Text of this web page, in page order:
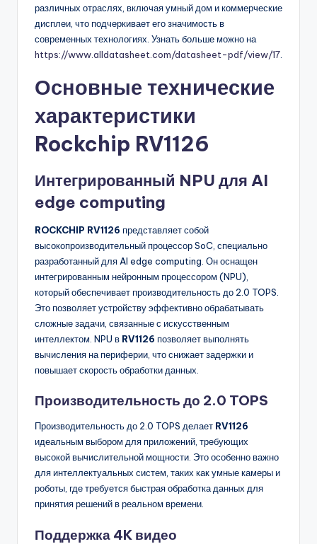
различных отраслях, включая умный дом и коммерческие
дисплеи, что подчеркивает его значимость в
современных технологиях. Узнать больше можно на
https://www.alldatasheet.com/datasheet-pdf/view/17.
Основные технические
характеристики
Rockchip RV1126
Интегрированный NPU для AI
edge computing
ROCKCHIP RV1126 представляет собой
высокопроизводительный процессор SoC, специально
разработанный для AI edge computing. Он оснащен
интегрированным нейронным процессором (NPU),
который обеспечивает производительность до 2.0 TOPS.
Это позволяет устройству эффективно обрабатывать
сложные задачи, связанные с искусственным
интеллектом. NPU в RV1126 позволяет выполнять
вычисления на периферии, что снижает задержки и
повышает скорость обработки данных.
Производительность до 2.0 TOPS
Производительность до 2.0 TOPS делает RV1126
идеальным выбором для приложений, требующих
высокой вычислительной мощности. Это особенно важно
для интеллектуальных систем, таких как умные камеры и
роботы, где требуется быстрая обработка данных для
принятия решений в реальном времени.
Поддержка 4K видео